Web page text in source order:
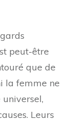
peut-être
que de
la femme ne
Leurs